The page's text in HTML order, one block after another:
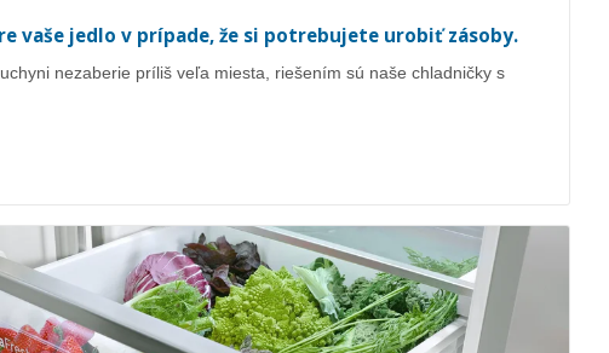
vaše jedlo v prípade, že si potrebujete urobiť zásoby.
nezaberie príliš veľa miesta, riešením sú naše chladničky s